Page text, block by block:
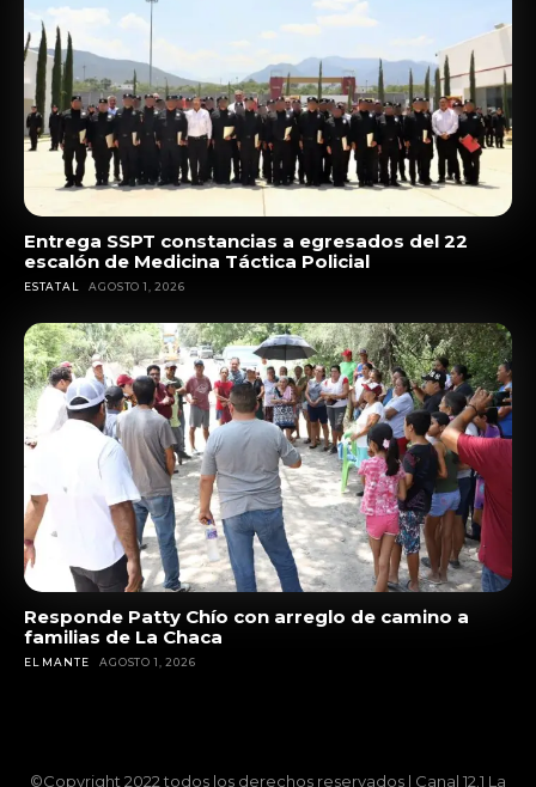
Entrega SSPT constancias a egresados del 22
escalón de Medicina Táctica Policial
ESTATAL AGOSTO 1, 2026
Responde Patty Chío con arreglo de camino a
familias de La Chaca
EL MANTE AGOSTO 1, 2026
©Copyright 2022 todos los derechos reservados | Canal 12.1 La